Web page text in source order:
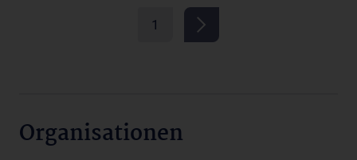
1
Organisationen